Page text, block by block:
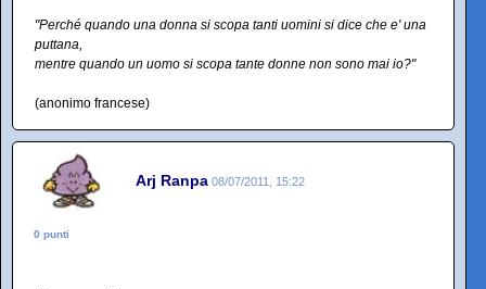
"Perché quando una donna si scopa tanti uomini si dice che e' una
puttana,
mentre quando un uomo si scopa tante donne non sono mai io?"
(anonimo francese)
Arj Ranpa 08/07/2011, 15:22
0 punti